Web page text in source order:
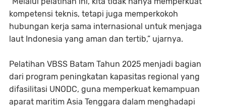
kompetensi teknis, tetapi juga memperkokoh
hubungan kerja sama internasional untuk menjaga
laut Indonesia yang aman dan tertib,” ujarnya.
Pelatihan VBSS Batam Tahun 2025 menjadi bagian
dari program peningkatan kapasitas regional yang
difasilitasi UNODC, guna memperkuat kemampuan
aparat maritim Asia Tenggara dalam menghadapi